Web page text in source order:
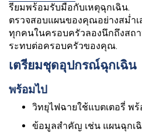
รียมพร้อมรับมือกับเหตุฉุกเฉิน.
ตรวจสอบแผนของคุณอย่างสม่ำ
ทุกคนในครอบครัวลองนึกถึงสถ
ระทบต่อครอบครัวของคุณ.
เตรียมชุดอุปกรณ์ฉุกเฉิน
พร้อมไป
วิทยุไฟฉายใช้แบตเตอรี่ พ
ข้อมูลสำคัญ เช่น แผนฉุกเ